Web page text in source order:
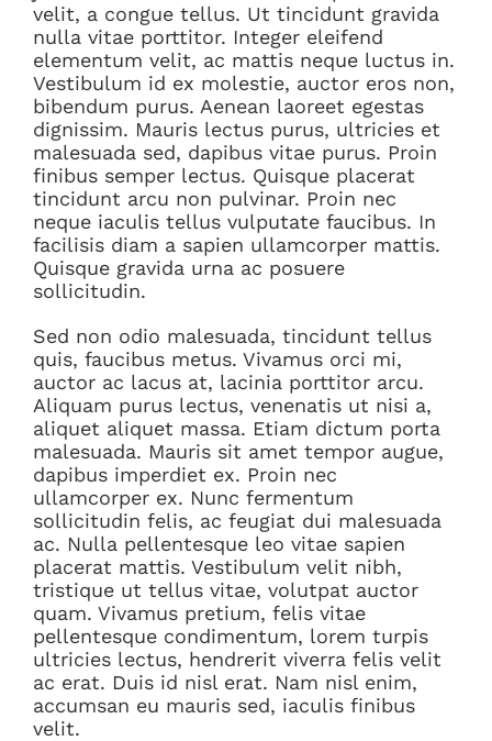
velit, a congue tellus. Ut tincidunt gravida
nulla vitae porttitor. Integer eleifend
elementum velit, ac mattis neque luctus in.
Vestibulum id ex molestie, auctor eros non,
bibendum purus. Aenean laoreet egestas
dignissim. Mauris lectus purus, ultricies et
malesuada sed, dapibus vitae purus. Proin
finibus semper lectus. Quisque placerat
tincidunt arcu non pulvinar. Proin nec
neque iaculis tellus vulputate faucibus. In
facilisis diam a sapien ullamcorper mattis.
Quisque gravida urna ac posuere
sollicitudin.
Sed non odio malesuada, tincidunt tellus
quis, faucibus metus. Vivamus orci mi,
auctor ac lacus at, lacinia porttitor arcu.
Aliquam purus lectus, venenatis ut nisi a,
aliquet aliquet massa. Etiam dictum porta
malesuada. Mauris sit amet tempor augue,
dapibus imperdiet ex. Proin nec
ullamcorper ex. Nunc fermentum
sollicitudin felis, ac feugiat dui malesuada
ac. Nulla pellentesque leo vitae sapien
placerat mattis. Vestibulum velit nibh,
tristique ut tellus vitae, volutpat auctor
quam. Vivamus pretium, felis vitae
pellentesque condimentum, lorem turpis
ultricies lectus, hendrerit viverra felis velit
ac erat. Duis id nisl erat. Nam nisl enim,
accumsan eu mauris sed, iaculis finibus
velit.